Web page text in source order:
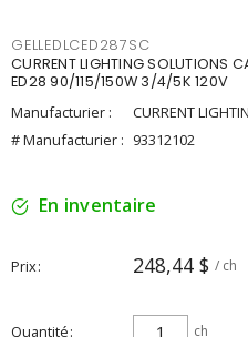
GELLEDLCED287SC
CURRENT LIGHTING SOLUTIONS
ED28 90/115/150W 3/4/5K 120V
Manufacturier :
CURRENT
# Manufacturier : 93312102
En inventaire
Prix 248,44 $ / ch
Quantité ch